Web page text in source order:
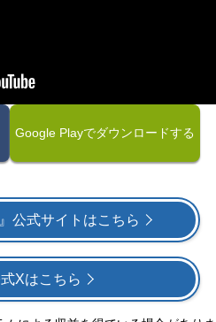
Google Playでダウンロードする
公式サイトはこちら
Xはこちら